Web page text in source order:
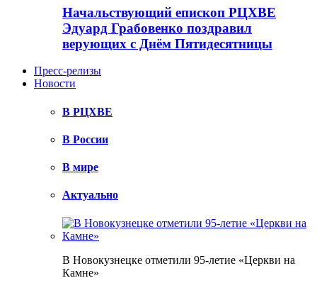
Начальствующий епископ РЦХВЕ
Эдуард Грабовенко поздравил
верующих с Днём Пятидесятницы
Пресс-релизы
Новости
В РЦХВЕ
В России
В мире
Актуально
В Новокузнецке отметили 95-летие «Церкви на
Камне»